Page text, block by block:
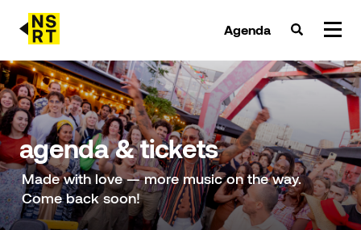
Agenda
agenda & tickets
nieuws
team
over NSRT
agenda & tickets
Made with love — more music on the way.
Come back soon!